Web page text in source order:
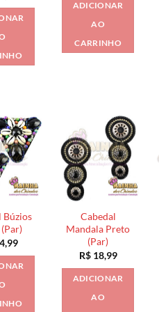
ADICIONAR
AO
CARRINHO
Búzios
Cabedal
Mandala Preto
(Par)
R$18,99
ADICIONAR
AO